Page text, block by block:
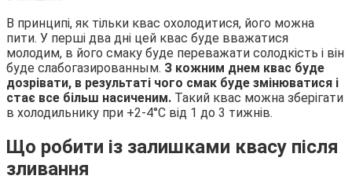
В принципі, як тільки квас охолодитися, його можна
пити. У перші два дні цей квас буде вважатися
молодим, в його смаку буде переважати солодкість і він
буде слабогазированным. З кожним днем квас буде
дозрівати, в результаті чого смак буде змінюватися і
стає все більш насиченим. Такий квас можна зберігати
в холодильнику при +2-4°С від 1 до 3 тижнів.
Що робити із залишками квасу після
зливання